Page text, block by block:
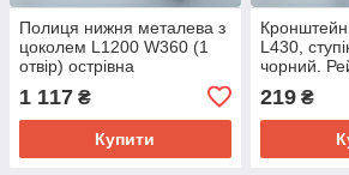
Полиця нижня металева з
цоколем L1200 W360 (1
отвір) острівна
1 117 ₴
Купити
L430,
чорний.
обладнання
219₴